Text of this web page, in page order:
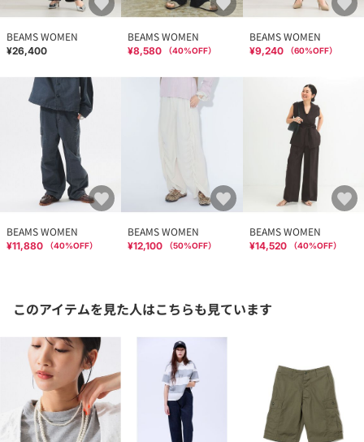
BEAMS WOMEN
¥26,400
BEAMS WOMEN
¥8,580 （40%OFF）
BEAMS WOMEN
¥9,240 （60%OFF）
BEAMS WOMEN
¥11,880 （40%OFF）
BEAMS WOMEN
¥12,100 （50%OFF）
BEAMS WOMEN
¥14,520 （40%OFF）